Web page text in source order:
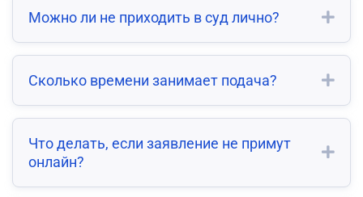
Можно ли не приходить в суд лично?
Сколько времени занимает подача?
Что делать, если заявление не примут
онлайн?